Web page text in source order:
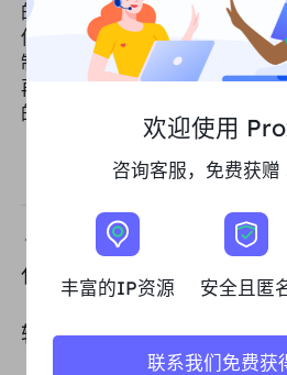
的工具是否足够智能、高效。
你的网络爬虫任务提供了坚实保
制。通过选择
PROXY.CC
这样
再被数据采集中的技术障碍所
的数据采集工具，开始享受无缝
上一篇
代理HTTP如何保护隐私和安
轻松掌控多个Twitter账号
欢迎使用
咨询客服，免费获赠
丰富的IP资源 安全且匿
联系我们免费获